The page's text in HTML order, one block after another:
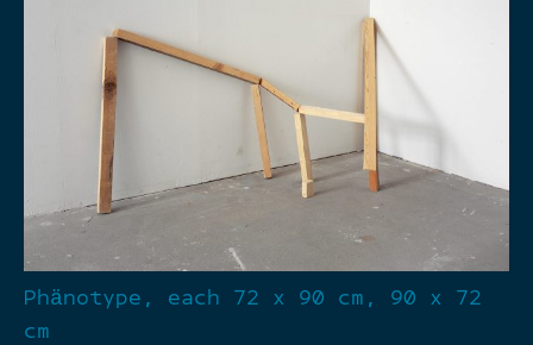
Phänotype, each 72 x 90 cm, 90 x 72
cm